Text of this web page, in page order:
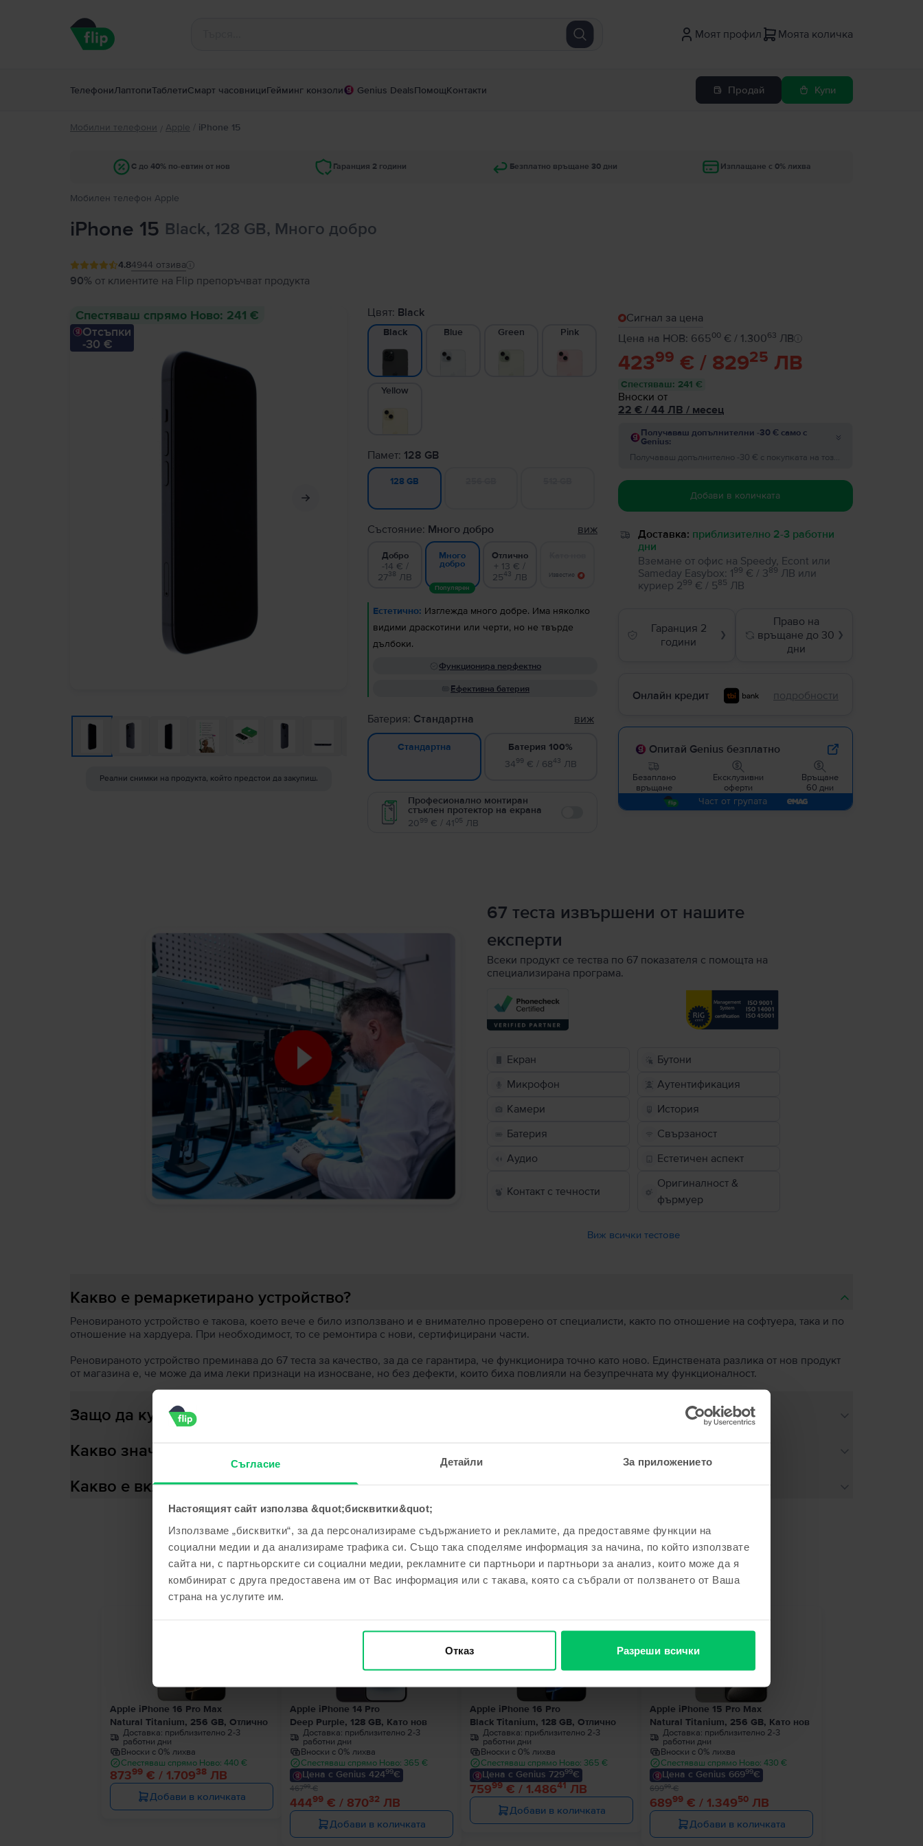
Съгласие Детайли За приложението
Настоящият сайт използва &quot;бисквитки&quot;
Използваме „бисквитки“, за да персонализираме съдържанието и рекламите, да предоставяме функции на
социални медии и да анализираме трафика си. Също така споделяме информация за начина, по който използвате
сайта ни, с партньорските си социални медии, рекламните си партньори и партньори за анализ, които може да я
комбинират с друга предоставена им от Вас информация или с такава, която са събрали от ползването от Ваша
страна на услугите им.
Отказ Разреши всички
Моят профил Моята количка
ТелефониЛаптопиТаблетиСмарт часовнициГейминг конзоли Genius DealsПомощКонтакти Продай Купи
Мобилни телефони / Apple / iPhone 15
С до 40% по-евтин от нов Гаранция 2 години Безплатно връщане 30 дни Изплащане с 0% лихва
Мобилен телефон Apple
iPhone 15 Black, 128 GB, Много добро
4.84944 отзива
90% от клиентите на Flip препоръчват продукта
Спестяваш спрямо Ново: 241 €
Отсъпки
-30 €
Реални снимки на продукта, който предстои да закупиш.
Цвят: Black
Black Blue Green Pink
Yellow
Памет: 128 GB
128 GB
Състояние: Много добро виж
Добро
-14 € /
2738 ЛВ
Много
добро
Популярен
Отлично
+ 13 € /
2543 ЛВ Известие
Естетично: Изглежда много добре. Има няколко
видими драскотини или черти, но не твърде
дълбоки.
Функционира перфектно
Ефективна батерия
Батерия: Стандартна виж
Стандартна
Батерия 100%
3499€ / 6843 ЛВ
Професионално монтиран
стъклен протектор на екрана
2099 € / 4105 ЛВ
Сигнал за цена
Цена на НОВ: 66500€ / 1.30063 ЛВ
42399 € / 82925 ЛВ
Спестяваш: 241 €
Вноски от
22 €/ 44 ЛВ / месец
Получаваш допълнителни -30 € само с
Genius:
Получаваш допълнително -30 € с покупката на този продукт, за поръчки на стойност минимум 200 €! Добави отстъпката преди да завършиш поръчката.
Добави в количката
Доставка: приблизително 2-3 работни
дни
Вземане от офис на Speedy, Econt или
Sameday Easybox: 199 € / 389 ЛВ или
куриер 299 € / 585 ЛВ
Гаранция 2
години
❯
Право на
връщане до 30
дни
❯
Онлайн кредит подробности
Опитай Genius безплатно
Безаплано
връщане
Ексклузивни
оферти
Връщане
60 дни
Част от групата
67 теста извършени от нашите
експерти
Всеки продукт се тества по 67 показателя с помощта на
специализирана програма.
Екран
Бутони
Микрофон
Аутентификация
Камери
История
Батерия
Свързаност
Аудио
Естетичен аспект
Контакт с течности
Оригиналност &
фърмуер
Виж всички тестове
Какво е ремаркетирано устройство?
Реновираното устройство е такова, което вече е било използвано и е внимателно проверено от специалисти, както по отношение на софтуера, така и по
отношение на хардуера. При необходимост, то се ремонтира с нови, сертифицирани части.
Реновираното устройство преминава до 67 теста за качество, за да се гарантира, че функционира точно като ново. Единствената разлика от нов продукт
от магазина е, че може да има леки признаци на износване, но без дефекти, които биха повлияли на безупречната му функционалност.
Защо да купиш ремаркетирано устройство?
Какво значи здраве на батерията?
Какво е включено в кутията?
Сходни продукти с твоето търсене
Apple iPhone 16 Pro Max
Natural Titanium, 256 GB, Отлично
Доставка: приблизително 2-3
работни дни
Вноски с 0% лихва
Спестяваш спрямо Ново: 440 €
87399€ / 1.70938ЛВ
Добави в количката
Apple iPhone 14 Pro
Deep Purple, 128 GB, Като нов
Доставка: приблизително 2-3
работни дни
Вноски с 0% лихва
Спестяваш спрямо Ново: 365 €
Цена с Genius 42499€
44499€ / 87032 ЛВ
46799€
Добави в количката
Apple iPhone 16 Pro
Black Titanium, 128 GB, Отлично
Доставка: приблизително 2-3
работни дни
Вноски с 0% лихва
Спестяваш спрямо Ново: 365 €
Цена с Genius 72999€
75999 € / 1.48641 ЛВ
Добави в количката
Apple iPhone 15 Pro Max
Natural Titanium, 256 GB, Като нов
Доставка: приблизително 2-3
работни дни
Вноски с 0% лихва
Спестяваш спрямо Ново: 430 €
Цена с Genius 66999€
68999 € / 1.34950 ЛВ
69999€
Добави в количката